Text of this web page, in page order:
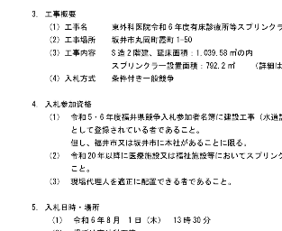
スタッフ募集
スタッフ募集
各種ワクチン接種について
施設基準等
スプリンクラー等施設整備事業入札公告